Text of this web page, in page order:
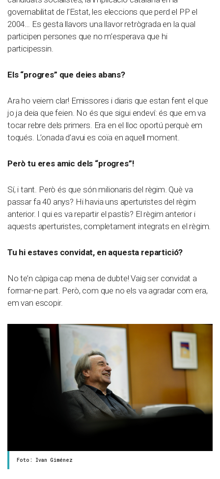
governabilitat de l’Estat, les eleccions que perd el PP el
2004… Es gesta llavors una llavor retrògrada en la qual
participen persones que no m’esperava que hi
participessin.
Els “progres” que deies abans?
Ara ho veiem clar! Emissores i diaris que estan fent el que
jo ja deia que feien. No és que sigui endeví: és que em va
tocar rebre dels primers. Era en el lloc oportú perquè em
toqués. L’onada d’avui es coïa en aquell moment.
Però tu eres amic dels “progres”!
Sí, i tant. Però és que són milionaris del règim. Què va
passar fa 40 anys? Hi havia uns aperturistes del règim
anterior. I qui es va repartir el pastís? El règim anterior i
aquests aperturistes, completament integrats en el règim.
Tu hi estaves convidat, en aquesta repartició?
No te’n càpiga cap mena de dubte! Vaig ser convidat a
formar-ne part. Però, com que no els va agradar com era,
em van escopir.
Foto: Ivan Giménez